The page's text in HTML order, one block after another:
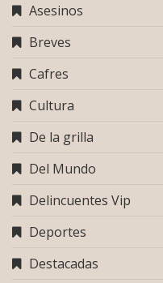
Asesinos
Breves
Cafres
Cultura
De la grilla
Del Mundo
Delincuentes Vip
Deportes
Destacadas